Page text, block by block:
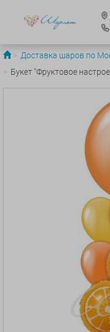
Доставка шаров по
Букет "Фруктовое